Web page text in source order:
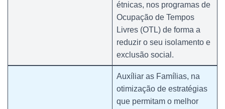
étnicas, nos programas de
Ocupação de Tempos
Livres (OTL) de forma a
reduzir o seu isolamento e
exclusão social.
Auxíliar as Famílias, na
otimização de estratégias
que permitam o melhor